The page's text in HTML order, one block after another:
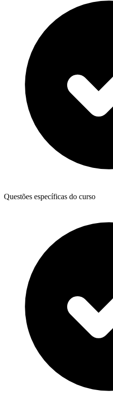
Questões específicas do curso